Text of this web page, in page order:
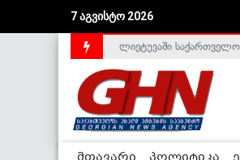
7 აგვისტო 2026
აშშ-მა